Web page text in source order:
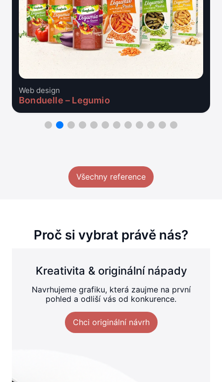
Web design
Bonduelle – Legumio
Všechny reference
Proč si vybrat právě nás?
Kreativita & originální nápady
Navrhujeme grafiku, která zaujme na první
pohled a odliší vás od konkurence.
Chci originální návrh